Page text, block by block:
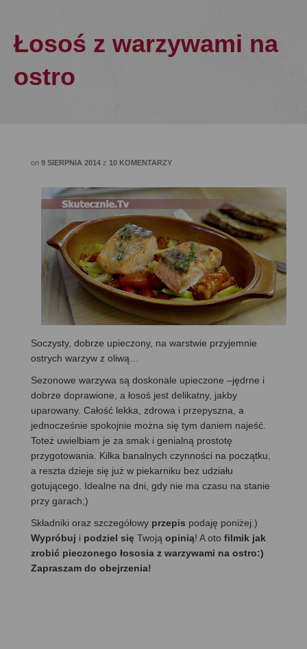
Łosoś z warzywami na
ostro
on 9 SIERPNIA 2014 z 10 KOMENTARZY
Soczysty, dobrze upieczony, na warstwie przyjemnie
ostrych warzyw z oliwą…
Sezonowe warzywa są doskonale upieczone –jędrne i
dobrze doprawione, a łosoś jest delikatny, jakby
uparowany. Całość lekka, zdrowa i przepyszna, a
jednocześnie spokojnie można się tym daniem najeść.
Toteż uwielbiam je za smak i genialną prostotę
przygotowania. Kilka banalnych czynności na początku,
a reszta dzieje się już w piekarniku bez udziału
gotującego. Idealne na dni, gdy nie ma czasu na stanie
przy garach;)
Składniki oraz szczegółowy przepis podaję poniżej:)
Wypróbuj i podziel się Twoją opinią! A oto filmik jak
zrobić pieczonego łososia z warzywami na ostro:)
Zapraszam do obejrzenia!